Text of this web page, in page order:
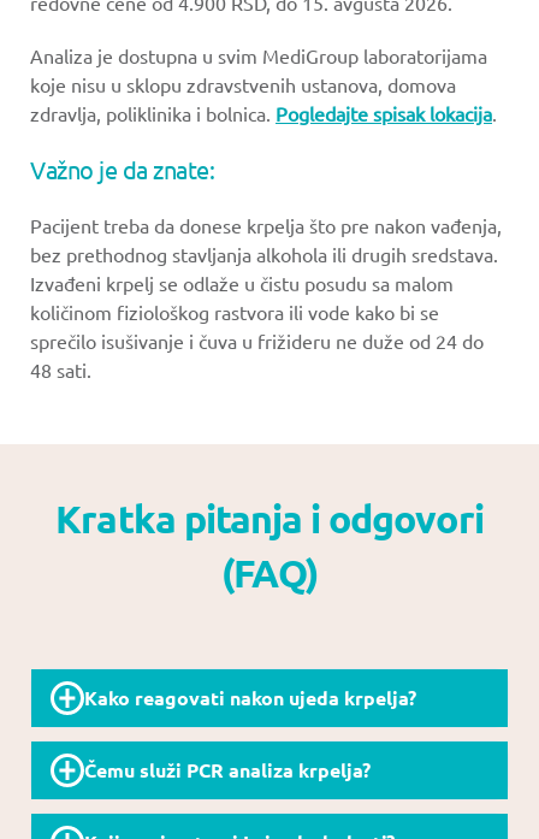
Analiza je dostupna u svim MediGroup laboratorijama
koje nisu u sklopu zdravstvenih ustanova, domova
zdravlja, poliklinika i bolnica. Pogledajte spisak lokacija.
Važno je da znate:
Pacijent treba da donese krpelja što pre nakon vađenja,
bez prethodnog stavljanja alkohola ili drugih sredstava.
Izvađeni krpelj se odlaže u čistu posudu sa malom
količinom fiziološkog rastvora ili vode kako bi se
sprečilo isušivanje i čuva u frižideru ne duže od 24 do
48 sati.
Kratka pitanja i odgovori
(FAQ)
Kako reagovati nakon ujeda krpelja?
Nakon ujeda krpelja, važno je reagovati na
vreme i proveriti da li postoji rizik od
infekcije. Krpelji mogu biti prenosioci
Čemu služi PCR analiza krpelja?
PCR analiza krpelja omogućava detekciju